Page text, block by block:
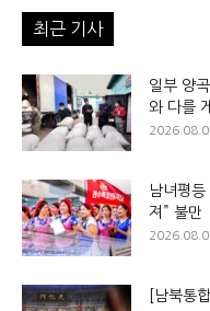
최근 기사
일부 양
와 다를
남녀평
져” 불만
[남북통